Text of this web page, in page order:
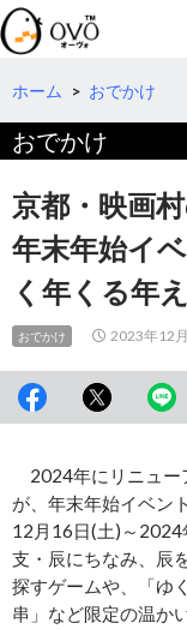
検
索
コ
テ
ツ
へ
移
動
ホーム > おでかけ
おでかけ
京都・映画
年末年始イ
く年くる年
おでかけ 2023年12
2024年にリニュー
が、年末年始イベン
12月16日(土)～
支・辰にちなみ、辰
探すゲームや、「ゆ
串」など限定の温か